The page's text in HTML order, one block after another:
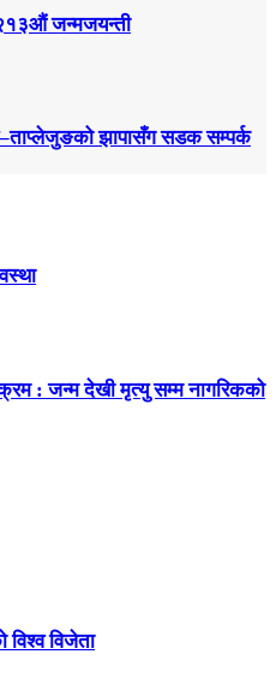
जन्मजयन्ती
झापासँग सडक सम्पर्क
: जन्म देखी मृत्यु सम्म नागरिकको
विश्व विजेता